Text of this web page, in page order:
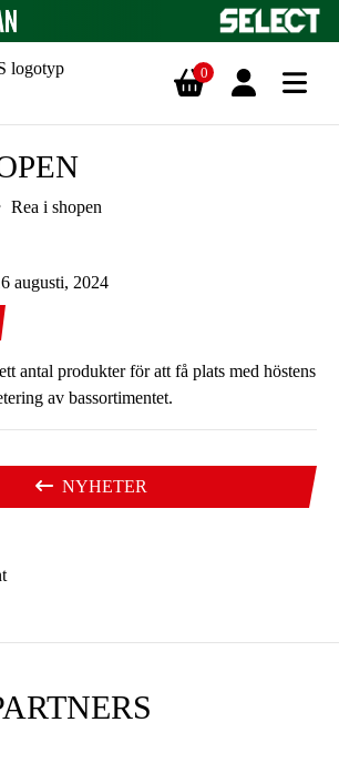
0
Rea i shopen
augusti, 2024
antal produkter för att få plats med höstens
av bassortimentet.
NYHETER